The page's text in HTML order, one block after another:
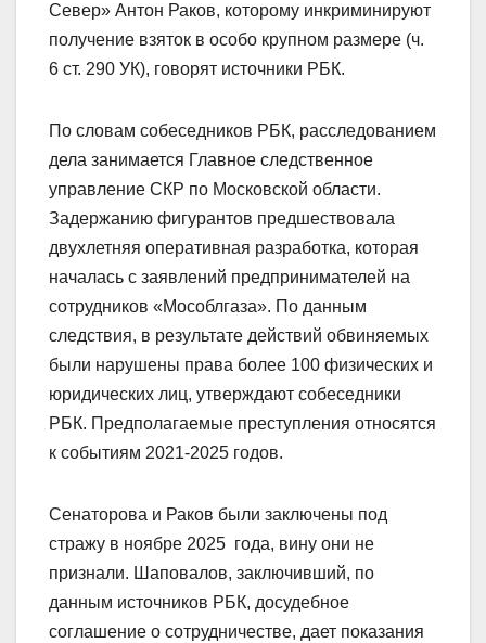
Север» Антон Раков, которому инкриминируют
получение взяток в особо крупном размере (ч.
6 ст. 290 УК), говорят источники РБК.
По словам собеседников РБК, расследованием
дела занимается Главное следственное
управление СКР по Московской области.
Задержанию фигурантов предшествовала
двухлетняя оперативная разработка, которая
началась с заявлений предпринимателей на
сотрудников «Мособлгаза». По данным
следствия, в результате действий обвиняемых
были нарушены права более 100 физических и
юридических лиц, утверждают собеседники
РБК. Предполагаемые преступления относятся
к событиям 2021-2025 годов.
Сенаторова и Раков были заключены под
стражу в ноябре 2025 года, вину они не
признали. Шаповалов, заключивший, по
данным источников РБК, досудебное
соглашение о сотрудничестве, дает показания